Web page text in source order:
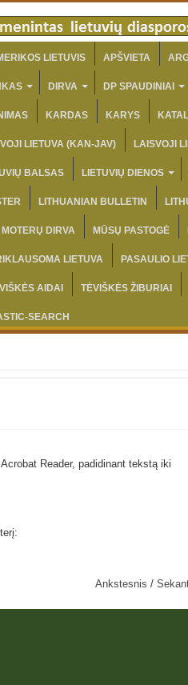
LIETUVIS APŠVIETA
DIRVA DP SPAUDINIAI
KARDAS KARYS
LIETUVA (KAN-JAV) LAISVOJI
BALSAS LIETUVIŲ DIENOS
LITHUANIAN BULLETIN
MOTERŲ DIRVA MŪSŲ PASTOGĖ
LIETUVA PASAULIO
AIDAI TĖVIŠKĖS ŽIBURIAI
SEARCH
Reader, padidinant tekstą iki
Ankstesnis /